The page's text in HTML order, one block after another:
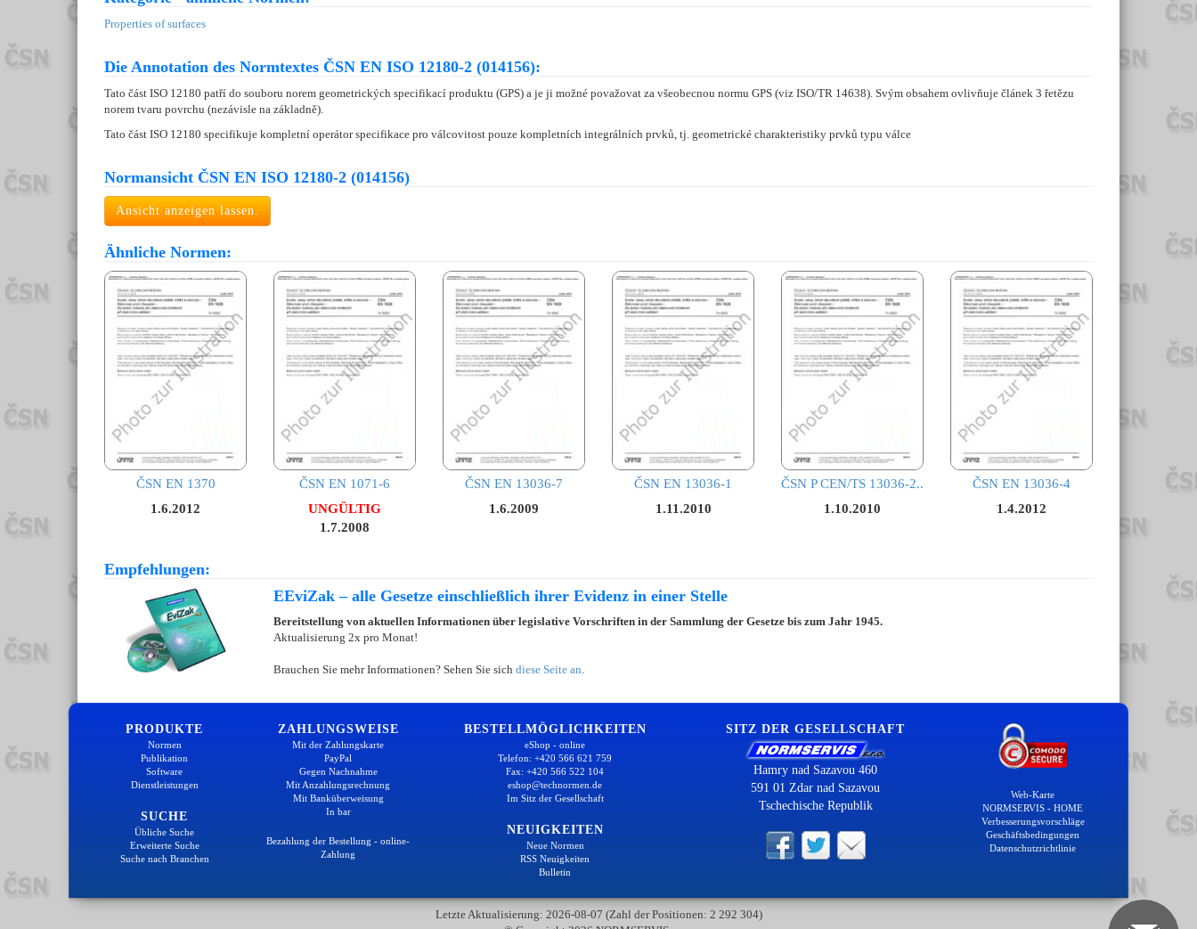
Properties of surfaces
Die Annotation des Normtextes ČSN EN ISO 12180-2 (014156):
Tato část ISO 12180 patří do souboru norem geometrických specifikací produktu (GPS) a je ji možné považovat za všeobecnou normu GPS (viz ISO/TR 14638). Svým obsahem ovlivňuje článek 3 řetězu
norem tvaru povrchu (nezávisle na základně).
Tato část ISO 12180 specifikuje kompletní operátor specifikace pro válcovitost pouze kompletních integrálních prvků, tj. geometrické charakteristiky prvků typu válce
Normansicht ČSN EN ISO 12180-2 (014156)
Ansicht anzeigen lassen.
Ähnliche Normen:
ČSN EN 1370
1.6.2012
ČSN EN 1071-6
UNGÜLTIG
1.7.2008
ČSN EN 13036-7
1.6.2009
ČSN EN 13036-1
1.11.2010
ČSN P CEN/TS 13036-2..
1.10.2010
ČSN EN 13036-4
1.4.2012
Empfehlungen:
EEviZak – alle Gesetze einschließlich ihrer Evidenz in einer Stelle
Bereitstellung von aktuellen Informationen über legislative Vorschriften in der Sammlung der Gesetze bis zum Jahr 1945.
Aktualisierung 2x pro Monat!
Brauchen Sie mehr Informationen? Sehen Sie sich diese Seite an.
PRODUKTE
Normen
Publikation
Software
Dienstleistungen
SUCHE
Übliche Suche
Erweiterte Suche
Suche nach Branchen
ZAHLUNGSWEISE
Mit der Zahlungskarte
PayPal
Gegen Nachnahme
Mit Anzahlungsrechnung
Mit Banküberweisung
In bar
Bezahlung der Bestellung - online-
Zahlung
BESTELLMÖGLICHKEITEN
eShop - online
Telefon: +420 566 621 759
Fax: +420 566 522 104
eshop@technormen.de
Im Sitz der Gesellschaft
NEUIGKEITEN
Neue Normen
RSS Neuigkeiten
Bulletin
SITZ DER GESELLSCHAFT
Hamry nad Sazavou 460
591 01 Zdar nad Sazavou
Tschechische Republik
Web-Karte
NORMSERVIS - HOME
Verbesserungsvorschläge
Geschäftsbedingungen
Datenschutzrichtlinie
Letzte Aktualisierung: 2026-08-07 (Zahl der Positionen: 2 292 304)